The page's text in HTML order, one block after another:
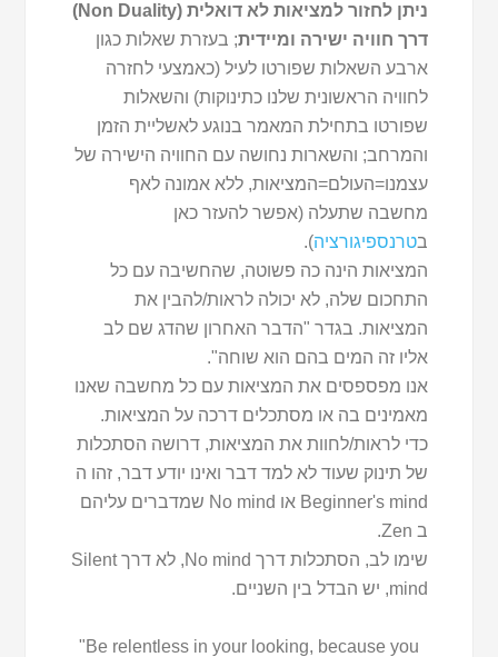
ניתן לחזור למציאות לא דואלית (Non Duality)
דרך חוויה ישירה ומיידית; בעזרת שאלות כגון
ארבע השאלות שפורטו לעיל (כאמצעי לחזרה
לחוויה הראשונית שלנו כתינוקות) והשאלות
שפורטו בתחילת המאמר בנוגע לאשליית הזמן
והמרחב; והשארות נחושה עם החוויה הישירה של
עצמנו=העולם=המציאות, ללא אמונה לאף
מחשבה שתעלה (אפשר להעזר כאן
בטרנספיגורציה).
המציאות הינה כה פשוטה, שהחשיבה עם כל
התחכום שלה, לא יכולה לראות/להבין את
המציאות. בגדר "הדבר האחרון שהדג שם לב
אליו זה המים בהם הוא שוחה".
אנו מפספסים את המציאות עם כל מחשבה שאנו
מאמינים בה או מסתכלים דרכה על המציאות.
כדי לראות/לחוות את המציאות, דרושה הסתכלות
של תינוק שעוד לא למד דבר ואינו יודע דבר, זהו ה
Beginner's mind או No mind שמדברים עליהם
ב Zen.
שימו לב, הסתכלות דרך No mind, לא דרך Silent
mind, יש הבדל בין השניים.
"Be relentless in your looking, because you